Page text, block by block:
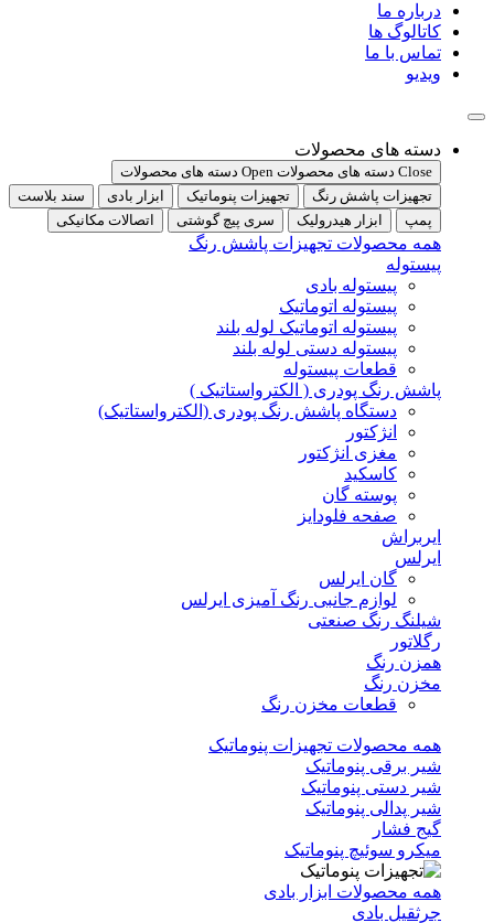
درباره ما
کاتالوگ ها
تماس با ما
ویدیو
دسته های محصولات
Close دسته های محصولات
Open دسته های محصولات
تجهیزات پاشش رنگ
تجهیزات پنوماتیک ابزار بادی
سند بلاست
پمپ
ابزار هیدرولیک سری پیچ گوشتی اتصالات مکانیکی
همه محصولات تجهیزات پاشش رنگ
پیستوله
پیستوله بادی
پیستوله اتوماتیک
پیستوله اتوماتیک لوله بلند
پیستوله دستی لوله بلند
قطعات پیستوله
پاشش رنگ پودری ( الکترواستاتیک )
دستگاه پاشش رنگ پودری (الکترواستاتیک)
انژکتور
مغزی انژکتور
کاسکید
پوسته گان
صفحه فلودایز
ایربراش
ایرلس
گان ایرلس
لوازم جانبی رنگ آمیزی ایرلس
شیلنگ رنگ صنعتی
رگلاتور
همزن رنگ
مخزن رنگ
قطعات مخزن رنگ
همه محصولات تجهیزات پنوماتیک
شیر برقی پنوماتیک
شیر دستی پنوماتیک
شیر پدالی پنوماتیک
گیج فشار
میکرو سوئیچ پنوماتیک
همه محصولات ابزار بادی
جرثقیل بادی